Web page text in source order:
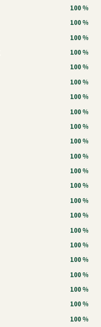
100 %
100 %
100 %
100 %
100 %
100 %
100 %
100 %
100 %
100 %
100 %
100 %
100 %
100 %
100 %
100 %
100 %
100 %
100 %
100 %
100 %
100 %